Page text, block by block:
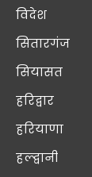
विदेश
सितारगंज
सियासत
हरिद्वार
हरियाणा
हल्द्वानी